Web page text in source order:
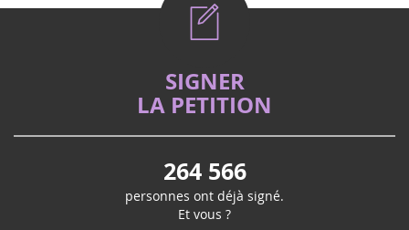
SIGNER
LA PETITION
264 566
personnes ont déjà signé.
Et vous ?